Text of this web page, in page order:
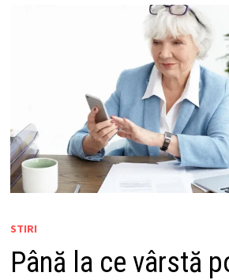
STIRI
Până la ce vârstă